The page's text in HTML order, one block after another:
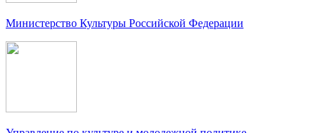
Министерство Культуры Российской Федерации